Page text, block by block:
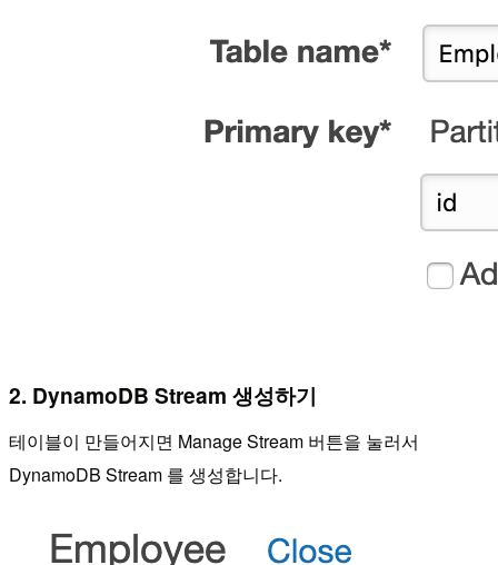
2. DynamoDB Stream 생성하기
테이블이 만들어지면 Manage Stream 버튼을 눌러서
DynamoDB Stream 를 생성합니다.